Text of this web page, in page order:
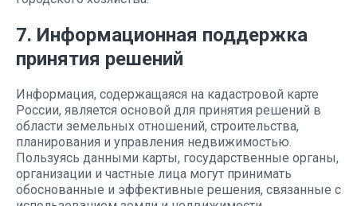
7. Информационная поддержка
принятия решений
Информация, содержащаяся на кадастровой карте
России, является основой для принятия решений в
области земельных отношений, строительства,
планирования и управления недвижимостью.
Пользуясь данными карты, государственные органы,
организации и частные лица могут принимать
обоснованные и эффективные решения, связанные с